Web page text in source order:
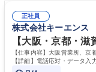
正社員
株式会社キーエンス
【大阪・京都・
【仕事内容】大阪営業所、京
【詳細】電話応対・データ入
で発生する事務業務や業務改